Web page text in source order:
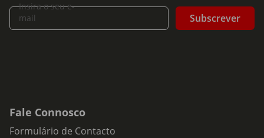
Insira o seu e-
mail
Subscrever
Fale Connosco
Formulário de Contacto